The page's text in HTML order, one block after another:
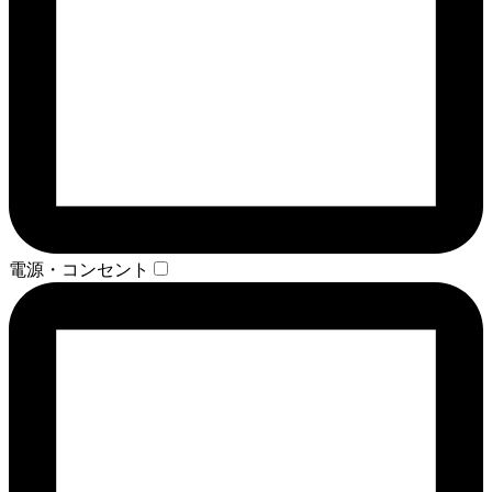
電源・コンセント